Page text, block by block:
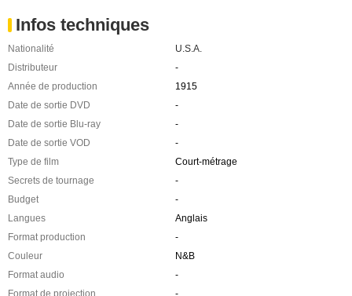
Infos techniques
Nationalité
U.S.A.
Distributeur
-
Année de production
1915
Date de sortie DVD
-
Date de sortie Blu-ray
-
Date de sortie VOD
-
Type de film
Court-métrage
Secrets de tournage
-
Budget
-
Langues
Anglais
Format production
-
Couleur
N&B
Format audio
-